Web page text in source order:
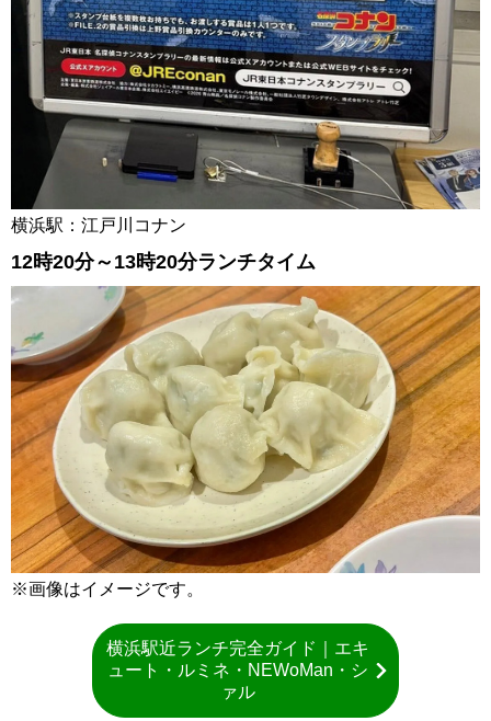
横浜駅：江戸川コナン
12時20分～13時20分ランチタイム
※画像はイメージです。
横浜駅近ランチ完全ガイド｜エキ
ュート・ルミネ・NEWoMan・シ
ァル